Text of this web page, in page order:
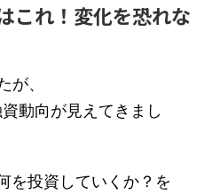
これ！変化を恐れな
が、
動向が見えてきまし
を投資していくか？を